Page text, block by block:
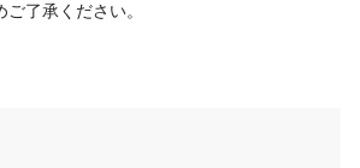
了承ください。